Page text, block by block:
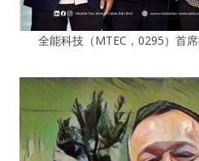
全能科技（MTEC，0295）首